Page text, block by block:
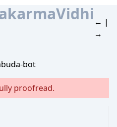
← |
→
bot
proofread.